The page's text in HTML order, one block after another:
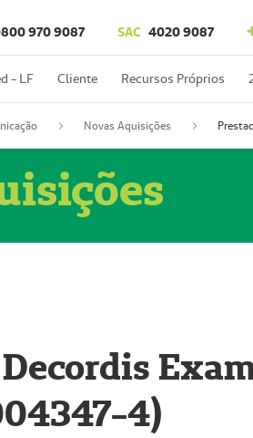
970 9087 SAC 4020 9087
- LF Cliente Recursos Próprios
Novas Aquisições
4)